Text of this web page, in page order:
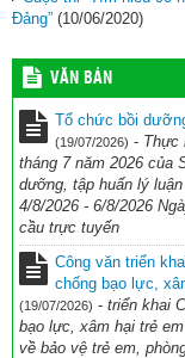
Đảng” (10/06/2020)
VĂN BẢN
Tổ chức bồi
(19/07/2026) - Thực
tháng 7 năm 2026 của
dưỡng, tập huấn lý
4/8/2026 - 6/8/2026
cầu trực tuyến
Công văn triển
chống bạo lực,
(19/07/2026) - triển khai
bạo lực, xâm hại trẻ
về bảo vệ trẻ em,